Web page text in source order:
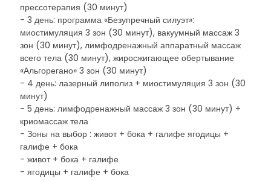
прессотерапия (30 минут)
- 3 день: программа «Безупречный силуэт»:
миостимуляция 3 зон (30 минут), вакуумный массаж 3
зон (30 минут), лимфодренажный аппаратный массаж
всего тела (30 минут), жиросжигающее обертывание
«Альгорегано» 3 зон (30 минут)
- 4 день: лазерный липолиз + миостимуляция 3 зон (30
минут)
- 5 день: лимфодренажный массаж 3 зон (30 минут) +
криомассаж тела
- Зоны на выбор : живот + бока + галифе ягодицы +
галифе + бока
- живот + бока + галифе
- ягодицы + галифе + бока